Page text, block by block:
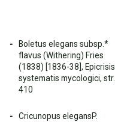
Boletus elegans subsp.*
flavus (Withering) Fries
(1838) [1836-38], Epicrisis
systematis mycologici, str.
410
Cricunopus elegansP.